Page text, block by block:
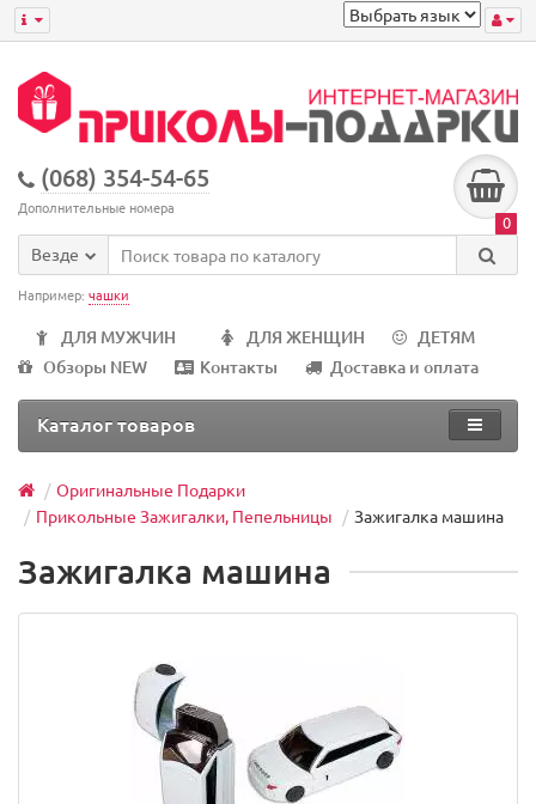
(068) 354-54-65
Дополнительные номера
0
Везде
Например: чашки
ДЛЯ МУЖЧИН ДЛЯ ЖЕНЩИН
ДЕТЯМ
Обзоры NEW
Контакты Доставка и оплата
Каталог товаров
Оригинальные Подарки
Прикольные Зажигалки, Пепельницы
Зажигалка машина
Зажигалка машина